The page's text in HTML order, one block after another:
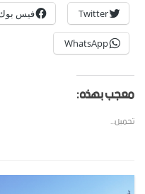
Twitter فيس
WhatsApp
معجب بهذه:
تحميل...